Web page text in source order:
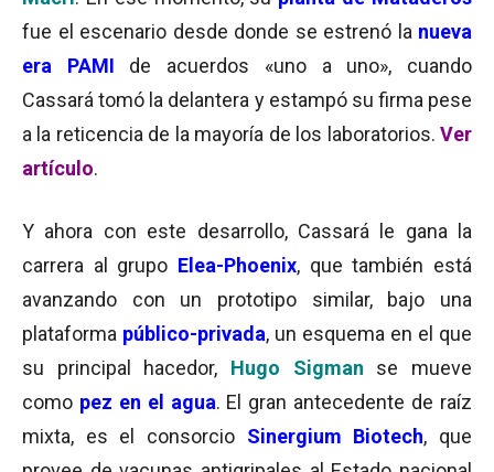
fue el escenario desde donde se estrenó la nueva
era PAMI de acuerdos «uno a uno», cuando
Cassará tomó la delantera y estampó su firma pese
a la reticencia de la mayoría de los laboratorios. Ver
artículo.
Y ahora con este desarrollo, Cassará le gana la
carrera al grupo Elea-Phoenix, que también está
avanzando con un prototipo similar, bajo una
plataforma público-privada, un esquema en el que
su principal hacedor, Hugo Sigman se mueve
como pez en el agua. El gran antecedente de raíz
mixta, es el consorcio Sinergium Biotech, que